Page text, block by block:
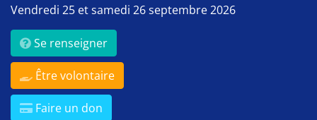
Vendredi 25 et samedi 26 septembre 2026
Se renseigner
Être volontaire
Faire un don